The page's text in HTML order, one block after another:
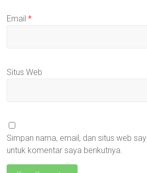
Email*
Situs Web
Simpan nama, email, dan situs web
untuk komentar saya berikutnya.